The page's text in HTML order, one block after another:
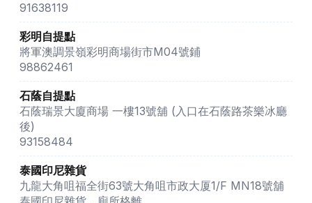
91638119
彩明自提點
將軍澳調景嶺彩明商場街市M04號鋪
98862461
石蔭自提點
石蔭瑞景大廈商場 一樓13號舖 (入口在石蔭路茶樂冰廳
後)
93158484
泰國印尼雜貨
九龍大角咀福全街63號大角咀市政大厦1/F MN18號舖